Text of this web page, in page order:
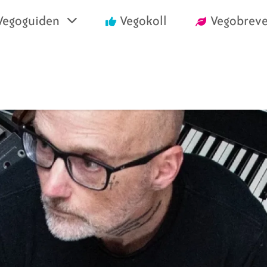
Vegokoll
recept Vegansk mat i
vego Handla vego
konsumentlistor
certifieringar